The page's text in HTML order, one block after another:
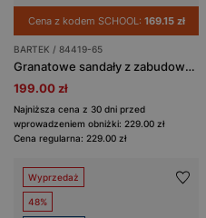
Cena z kodem SCHOOL: 169.15 zł
BARTEK / 84419-65
Granatowe sandały z zabudowanym noskiem BARTEK 84419-65
199.00 zł
Najniższa cena z 30 dni przed
wprowadzeniem obniżki: 229.00 zł
Cena regularna: 229.00 zł
Wyprzedaż
48%